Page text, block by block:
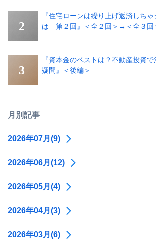
『住宅ローンは繰り上げ返済しち
は 第２回』＜全２回＞→＜全３回
『資本金のベストは？不動産投資
疑問』＜後編＞
月別記事
2026年07月(9)
2026年06月(12)
2026年05月(4)
2026年04月(3)
2026年03月(6)